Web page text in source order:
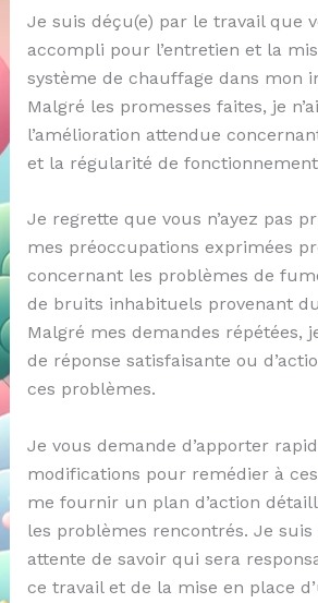
Je suis déçu(e) par le travail que
accompli pour l’entretien et la
système de chauffage dans mon
Malgré les promesses faites, je
l’amélioration attendue
et la régularité de
Je regrette que vous n’ayez pas
mes préoccupations exprimées
concernant les problèmes de
de bruits inhabituels provenant
Malgré mes demandes répétées,
de réponse satisfaisante ou
ces problèmes.
Je vous demande d’apporter
modifications pour remédier à
me fournir un plan d’action
les problèmes rencontrés. Je suis
attente de savoir qui sera
ce travail et de la mise en place